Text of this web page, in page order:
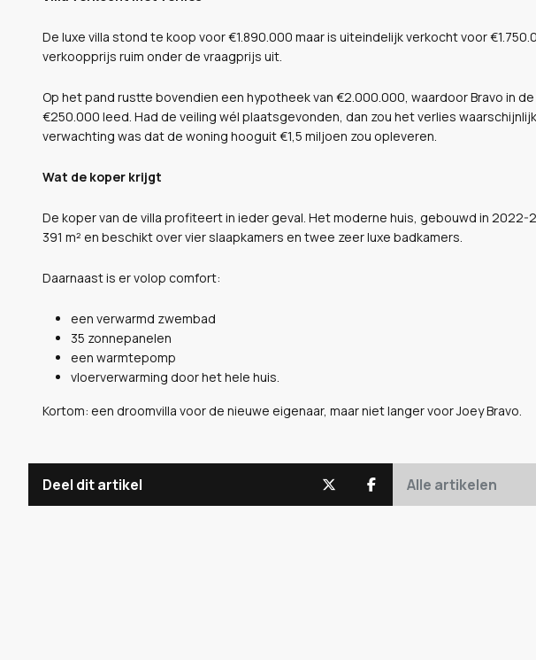
De luxe villa stond te koop voor €1.890.000 maar is uiteindelijk verkocht voor
verkoopprijs ruim onder de vraagprijs uit.
Op het pand rustte bovendien een hypotheek van €2.000.000, waardoor Bravo in de
€250.000 leed. Had de veiling wél plaatsgevonden, dan zou het verlies
verwachting was dat de woning hooguit €1,5 miljoen zou opleveren.
Wat de koper krijgt
De koper van de villa profiteert in ieder geval. Het moderne huis, gebouwd in
391 m² en beschikt over vier slaapkamers en twee zeer luxe badkamers.
Daarnaast is er volop comfort:
een verwarmd zwembad
35 zonnepanelen
een warmtepomp
vloerverwarming door het hele huis.
Kortom: een droomvilla voor de nieuwe eigenaar, maar niet langer voor Joey Bravo.
Deel dit artikel Alle artikelen